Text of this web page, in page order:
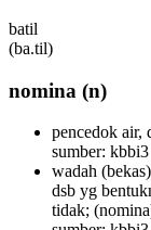
batil
(ba.til)
nomina (n)
pencedok air,
sumber: kbbi3
wadah
dsb yg
tidak;